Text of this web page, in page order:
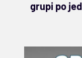
grupi po